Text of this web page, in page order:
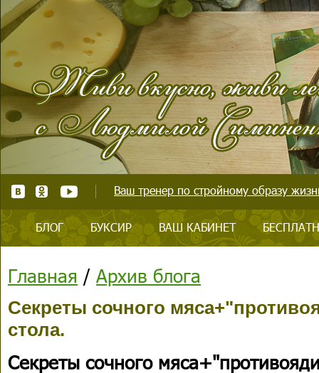
Ваш тренер по стройному образу
БЛОГ БУКСИР ВАШ КАБИНЕТ
Главная / Архив блога
Секреты сочного
стола.
Секреты сочного